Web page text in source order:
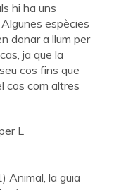
hi ha uns
espècies
donar a llum per
ja que la
cos fins que
cos com altres
L
Animal, la guia